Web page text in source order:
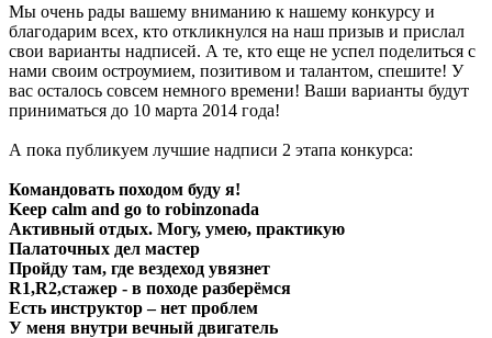
Мы очень рады вашему вниманию к нашему конкурсу и
благодарим всех, кто откликнулся на наш призыв и прислал
свои варианты надписей. А те, кто еще не успел поделиться с
нами своим остроумием, позитивом и талантом, спешите! У
вас осталось совсем немного времени! Ваши варианты будут
приниматься до 10 марта 2014 года!
А пока публикуем лучшие надписи 2 этапа конкурса:
Командовать походом буду я!
Keep calm and go to robinzonada
Активный отдых. Могу, умею, практикую
Палаточных дел мастер
Пройду там, где вездеход увязнет
R1,R2,стажер - в походе разберёмся
Есть инструктор – нет проблем
У меня внутри вечный двигатель